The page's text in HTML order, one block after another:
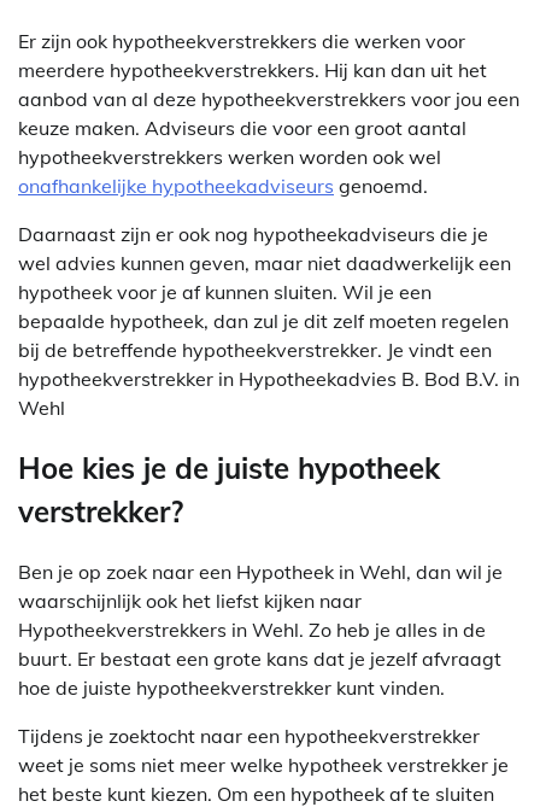
Er zijn ook hypotheekverstrekkers die werken voor
meerdere hypotheekverstrekkers. Hij kan dan uit het
aanbod van al deze hypotheekverstrekkers voor jou een
keuze maken. Adviseurs die voor een groot aantal
hypotheekverstrekkers werken worden ook wel
onafhankelijke hypotheekadviseurs genoemd.
Daarnaast zijn er ook nog hypotheekadviseurs die je
wel advies kunnen geven, maar niet daadwerkelijk een
hypotheek voor je af kunnen sluiten. Wil je een
bepaalde hypotheek, dan zul je dit zelf moeten regelen
bij de betreffende hypotheekverstrekker. Je vindt een
hypotheekverstrekker in Hypotheekadvies B. Bod B.V. in
Wehl
Hoe kies je de juiste hypotheek
verstrekker?
Ben je op zoek naar een Hypotheek in Wehl, dan wil je
waarschijnlijk ook het liefst kijken naar
Hypotheekverstrekkers in Wehl. Zo heb je alles in de
buurt. Er bestaat een grote kans dat je jezelf afvraagt
hoe de juiste hypotheekverstrekker kunt vinden.
Tijdens je zoektocht naar een hypotheekverstrekker
weet je soms niet meer welke hypotheek verstrekker je
het beste kunt kiezen. Om een hypotheek af te sluiten